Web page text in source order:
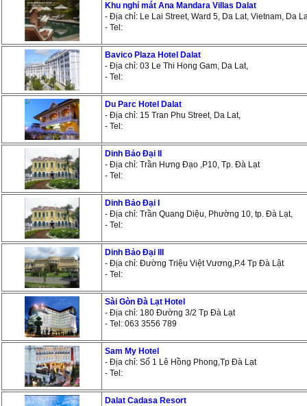
Khu nghỉ mát Ana Mandara Villas Dalat
- Địa chỉ: Le Lai Street, Ward 5, Da Lat, Vietnam, Da
- Tel:
Bavico Plaza Hotel Dalat
- Địa chỉ: 03 Le Thi Hong Gam, Da Lat,
- Tel:
Du Parc Hotel Dalat
- Địa chỉ: 15 Tran Phu Street, Da Lat,
- Tel:
Dinh Bảo Đại II
- Địa chỉ: Trần Hưng Đạo ,P10, Tp. Đà Lạt
- Tel:
Dinh Bảo Đại I
- Địa chỉ: Trần Quang Diệu, Phường 10, tp. Đà Lạt,
- Tel:
Dinh Bảo Đại III
- Địa chỉ: Đường Triệu Việt Vương,P.4 Tp Đà Lật
- Tel:
Sài Gòn Đà Lạt Hotel
- Địa chỉ: 180 Đường 3/2 Tp Đà Lạt
- Tel: 063 3556 789
Sam My Hotel
- Địa chỉ: Số 1 Lê Hồng Phong,Tp Đà Lạt
- Tel:
Dalat Cadasa Resort